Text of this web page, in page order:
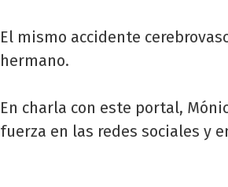
El mismo accidente
hermano.
En charla con este portal,
fuerza en las redes sociales y